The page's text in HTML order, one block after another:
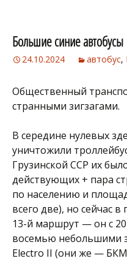
Большие синие автобусы
24.10.2024 автобус,
Общественный
странными зигзагами.
В середине нулевых
уничтожили
Грузинской ССР их
действующих + пара
по населению и
всего две), но сейчас в
13-й маршрут — он с
восемью небольшими
Electro II (они же — БКМ